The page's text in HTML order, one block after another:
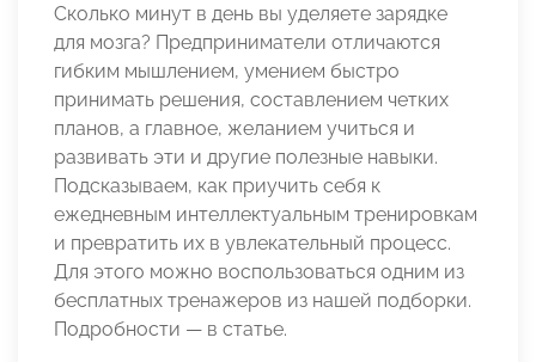
Сколько минут в день вы уделяете зарядке
для мозга? Предприниматели отличаются
гибким мышлением, умением быстро
принимать решения, составлением четких
планов, а главное, желанием учиться и
развивать эти и другие полезные навыки.
Подсказываем, как приучить себя к
ежедневным интеллектуальным тренировкам
и превратить их в увлекательный процесс.
Для этого можно воспользоваться одним из
бесплатных тренажеров из нашей подборки.
Подробности — в статье.